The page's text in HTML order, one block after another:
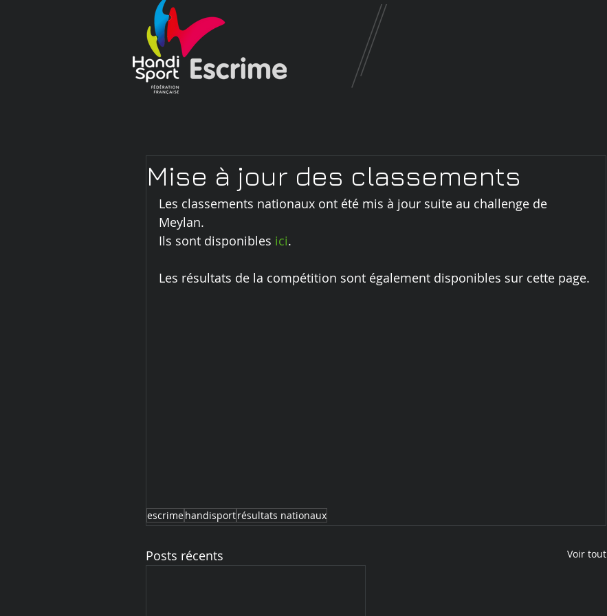
Mise à jour des classements
Les classements nationaux ont été mis à jour suite au challenge de
Meylan.
Ils sont disponibles ici.
Les résultats de la compétition sont également disponibles sur cette page.
escrimehandisportrésultats nationaux
Posts récents Voir tout